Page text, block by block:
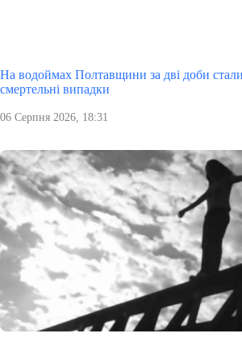
На водоймах Полтавщини за дві доби
смертельні випадки
06 Серпня 2026, 18:31